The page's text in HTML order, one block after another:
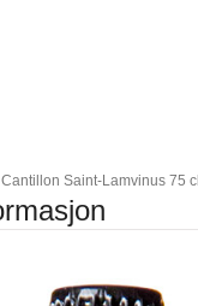
Cantillon Saint-Lamvinus 75 cl